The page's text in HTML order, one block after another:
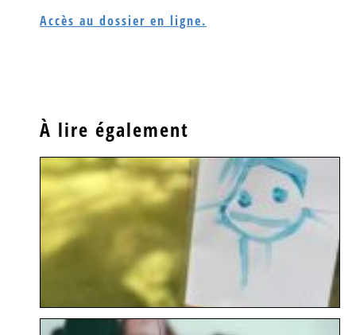
Accès au dossier en ligne.
À lire également